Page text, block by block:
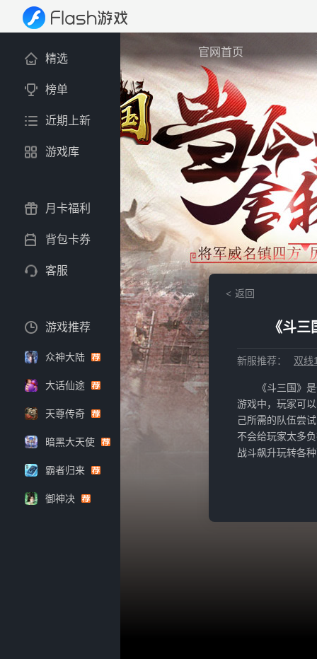
官网首页
返回
《斗
新服推荐： 双线
《斗三国》
游戏中，玩家可
己所需的队伍尝
不会给玩家太多
战斗飙升玩转各
精选
榜单
近期上新
游戏库
月卡福利
背包卡券
客服
游戏推荐
众神大陆
大话仙途
天尊传奇
暗黑大天使
霸者归来
御神决